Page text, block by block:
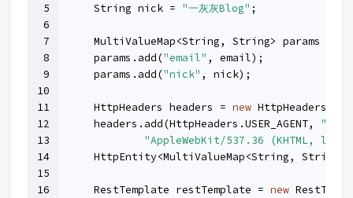
5
6
7
8
9
10
11
12
13
14
15
16
    String nick =
"一灰灰Blog" ;
    MultiValueMap<String, String> params =
    params.add(
"email" , email);
    params.add(
"nick" , nick);
    HttpHeaders headers =
new HttpHeaders();
    headers.add(HttpHeaders.USER_AGENT,
"AppleWebKit/537.36 (KHTML,
HttpEntity<MultiValueMap<String,
    RestTemplate restTemplate =
new